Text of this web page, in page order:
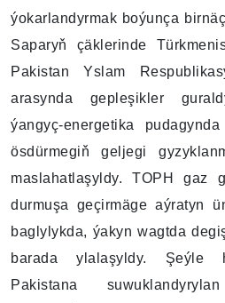
ýokarlandyrmak boýunça
Saparyň çäklerinde
Pakistan Yslam
arasynda gepleşikler
ýangyç-energetika
ösdürmegiň geljegi
maslahatlaşyldy. TOPH gaz
durmuşa geçirmäge aýratyn
baglylykda, ýakyn wagtda
barada ylalaşyldy. Şeýle
Pakistana